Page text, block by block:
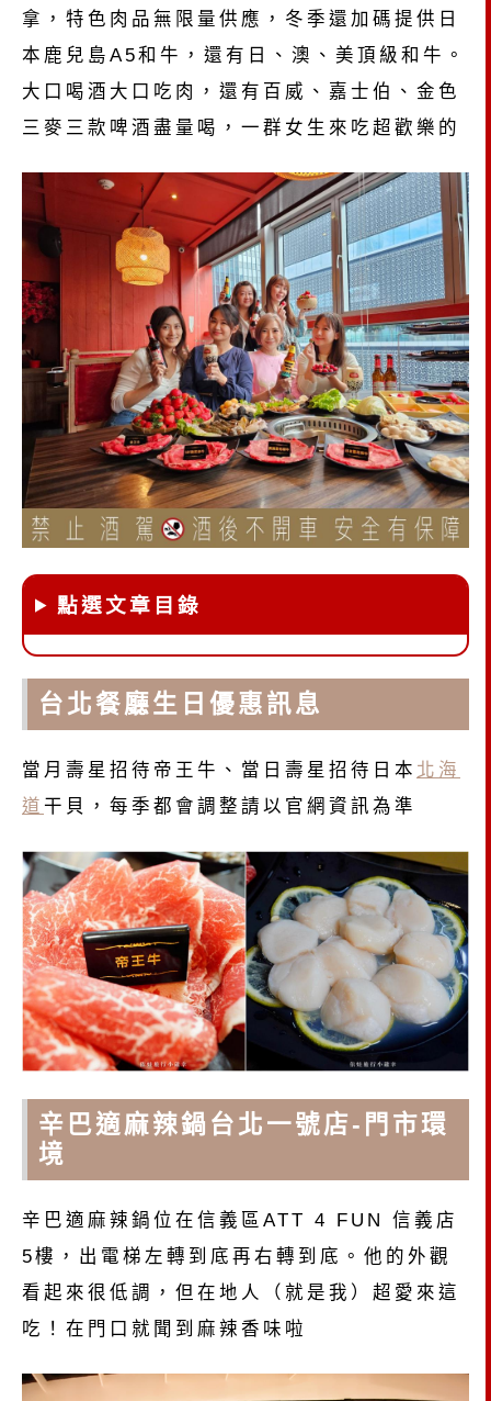
拿，特色肉品無限量供應，冬季還加碼提供日
本鹿兒島A5和牛，還有日、澳、美頂級和牛。
大口喝酒大口吃肉，還有百威、嘉士伯、金色
三麥三款啤酒盡量喝，一群女生來吃超歡樂的
點選文章目錄
台北餐廳生日優惠訊息
當月壽星招待帝王牛、當日壽星招待日本 北海
道 干貝，每季都會調整請以官網資訊為準
辛巴適麻辣鍋台北一號店-門市環
境
辛巴適麻辣鍋位在信義區ATT 4 FUN 信義店
5樓，出電梯左轉到底再右轉到底。他的外觀
看起來很低調，但在地人（就是我）超愛來這
吃！在門口就聞到麻辣香味啦